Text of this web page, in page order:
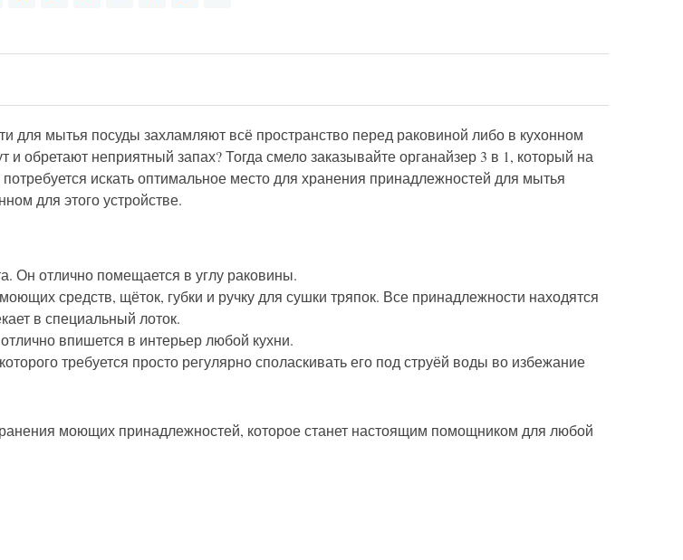
для мытья посуды захламляют всё пространство перед раковиной либо в кухонном
обретают неприятный запах? Тогда смело заказывайте органайзер 3 в 1, который на
искать оптимальное место для хранения принадлежностей для мытья
для этого устройстве.
Он отлично помещается в углу раковины.
средств, щёток, губки и ручку для сушки тряпок. Все принадлежности находятся
в специальный лоток.
впишется в интерьер любой кухни.
требуется просто регулярно споласкивать его под струёй воды во избежание
моющих принадлежностей, которое станет настоящим помощником для любой